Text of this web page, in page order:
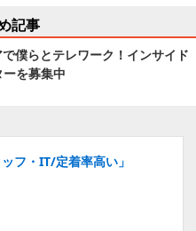
記事
で僕らとテレワーク！インサイド
を募集中
フ・IT/定着率高い」